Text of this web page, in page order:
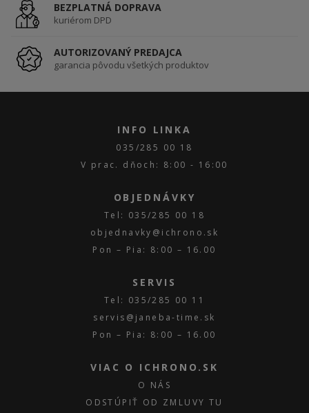
BEZPLATNÁ DOPRAVA
kuriérom DPD
AUTORIZOVANÝ PREDAJCA
garancia pôvodu všetkých produktov
INFO LINKA
035/285 00 18
V prac. dňoch: 8:00 - 16:00
OBJEDNÁVKY
Tel: 035/285 00 18
objednavky@ichrono.sk
Pon – Pia: 8:00 – 16.00
SERVIS
Tel: 035/285 00 11
servis@janeba-time.sk
Pon – Pia: 8:00 – 16.00
VIAC O ICHRONO.SK
O NÁS
ODSTÚPIŤ OD ZMLUVY TU